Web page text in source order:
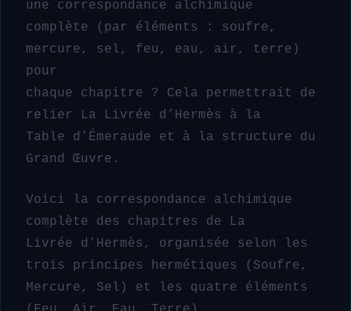
une correspondance alchimique
complète (par éléments : soufre,
mercure, sel, feu, eau, air, terre)
pour
chaque chapitre ? Cela permettrait de
relier La Livrée d’Hermès à la
Table d’Émeraude et à la structure du
Grand Œuvre.
Voici la correspondance alchimique
complète des chapitres de La
Livrée d’Hermès, organisée selon les
trois principes hermétiques (Soufre,
Mercure, Sel) et les quatre éléments